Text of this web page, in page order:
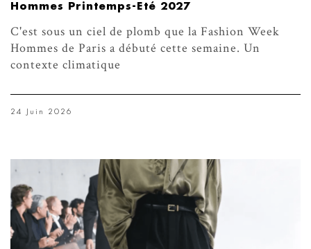
Hommes Printemps-Eté 2027
C'est sous un ciel de plomb que la Fashion Week
Hommes de Paris a débuté cette semaine. Un
contexte climatique
24 Juin 2026